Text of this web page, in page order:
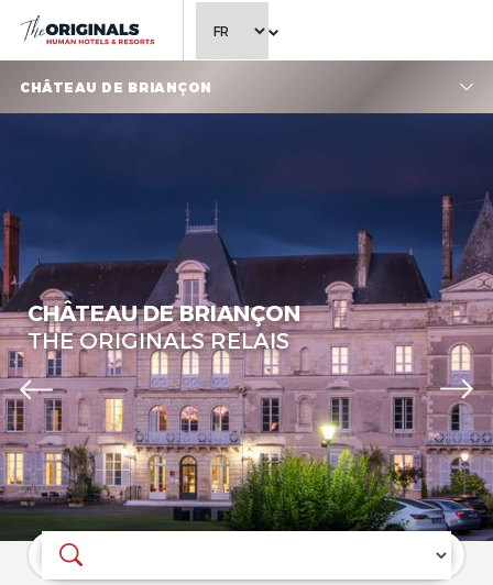
CHOISIR LA LANGUE
CHÂTEAU DE BRIANÇON
CHÂTEAU DE BRIANÇON
THE ORIGINALS RELAIS
Où souhaitez-vous séjourner ?
Château de Briançon, The
Originals Relais
Château de Briançon, The
Originals Relais